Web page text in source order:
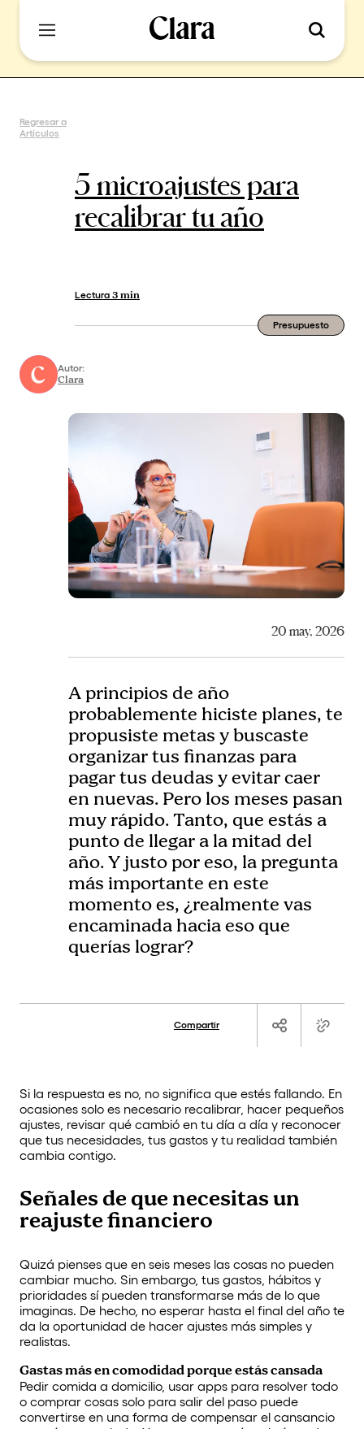
Regresar a
Artículos
5 microajustes para
recalibrar tu año
Lectura 3 min
Presupuesto
Autor:
Clara
20 may, 2026
A principios de año
probablemente hiciste planes, te
propusiste metas y buscaste
organizar tus finanzas para
pagar tus deudas y evitar caer
en nuevas. Pero los meses pasan
muy rápido. Tanto, que estás a
punto de llegar a la mitad del
año. Y justo por eso, la pregunta
más importante en este
momento es, ¿realmente vas
encaminada hacia eso que
querías lograr?
Compartir
Si la respuesta es no, no significa que estés fallando. En
ocasiones solo es necesario recalibrar, hacer pequeños
ajustes, revisar qué cambió en tu día a día y reconocer
que tus necesidades, tus gastos y tu realidad también
cambia contigo.
Señales de que necesitas un
reajuste financiero
Quizá pienses que en seis meses las cosas no pueden
cambiar mucho. Sin embargo, tus gastos, hábitos y
prioridades sí pueden transformarse más de lo que
imaginas. De hecho, no esperar hasta el final del año te
da la oportunidad de hacer ajustes más simples y
realistas.
Gastas más en comodidad porque estás cansada
Pedir comida a domicilio, usar apps para resolver todo
o comprar cosas solo para salir del paso puede
convertirse en una forma de compensar el cansancio